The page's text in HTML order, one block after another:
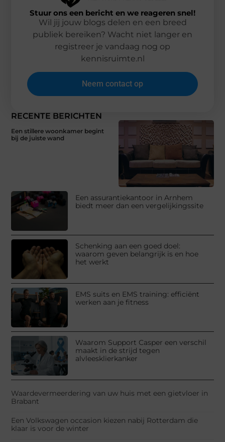
RECENTE BERICHTEN
Een stillere woonkamer begint
bij de juiste wand
Een assurantiekantoor in Arnhem
biedt meer dan een vergelijkingssite
Schenking aan een goed doel:
waarom geven belangrijk is en hoe
het werkt
EMS suits en EMS training: efficiënt
werken aan je fitness
Waarom Support Casper een verschil
maakt in de strijd tegen
alvleesklierkanker
Waardevermeerdering van uw huis met een gietvloer in
Brabant
Een Volkswagen occasion kiezen nabij Rotterdam die
klaar is voor de winter
Stuur ons een bericht en we reageren snel!
Wil jij jouw blogs delen en een breed
publiek bereiken? Wacht niet langer en
registreer je vandaag nog op
kennisruimte.nl
Neem contact op